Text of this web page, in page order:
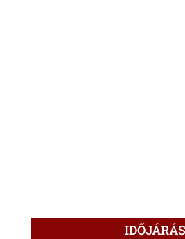
IDŐJÁRÁS